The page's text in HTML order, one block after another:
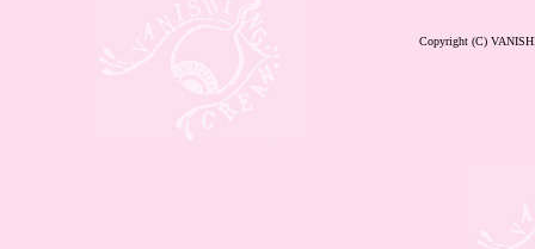
Copyright (C)